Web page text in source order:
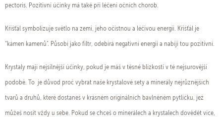
pectoris. Pozitivní účinky má také při léčení očních chorob.
Křišťál symbolizuje světlo na zemi, jeho očistnou a léčivou energii. Křišťál je
“kámen kamenů”. Působí jako filtr, odebírá negativní energii a nabíjí tou pozitivní.
Krystaly mají nejsilnější účinky, pokud je máš v těsné blízkosti v té nejsurovější
podobě. To je důvod proč vybrat naše krystalové sety a minerály nejrůznějších
tvarů a druhů, které dostaneš v krásném originálních bavlněném pytlíčku, jež
můžeš nosit vždy u sebe. Pokud se chceš o minerálech a krystalech dovědět více,